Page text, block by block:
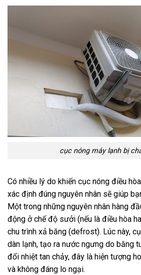
cục nóng máy lạnh bị
Có nhiều lý do khiến cục nóng điều
xác định đúng nguyên nhân sẽ giúp
Một trong những nguyên nhân hàng
động ở chế độ sưởi (nếu là điều hòa
chu trình xả băng (defrost). Lúc này,
dàn lạnh, tạo ra nước ngưng do băng
đổi nhiệt tan chảy, đây là hiện tượng
và không đáng lo ngại.